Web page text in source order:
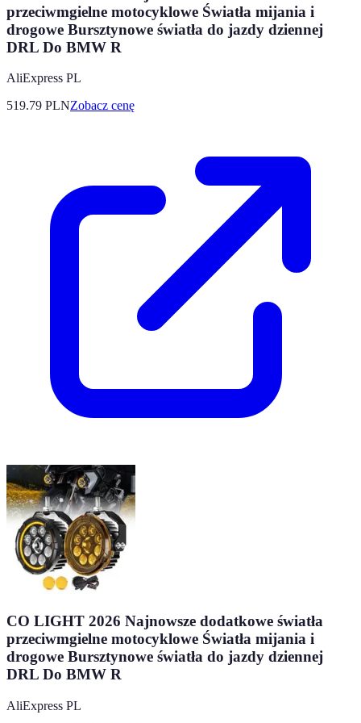
przeciwmgielne motocyklowe Światła mijania i
drogowe Bursztynowe światła do jazdy dziennej
DRL Do BMW R
AliExpress PL
519.79 PLNZobacz cenę
CO LIGHT 2026 Najnowsze dodatkowe światła
przeciwmgielne motocyklowe Światła mijania i
drogowe Bursztynowe światła do jazdy dziennej
DRL Do BMW R
AliExpress PL